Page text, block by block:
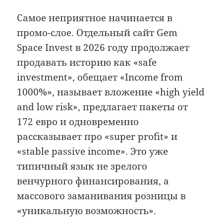
Самое неприятное начинается в
промо-слое. Отдельный сайт Gem
Space Invest в 2026 году продолжает
продавать историю как «safe
investment», обещает «Income from
1000%», называет вложение «high yield
and low risk», предлагает пакеты от
172 евро и одновременно
рассказывает про «super profit» и
«stable passive income». Это уже
типичный язык не зрелого
венчурного финансирования, а
массового заманивания розницы в
«уникальную возможность».